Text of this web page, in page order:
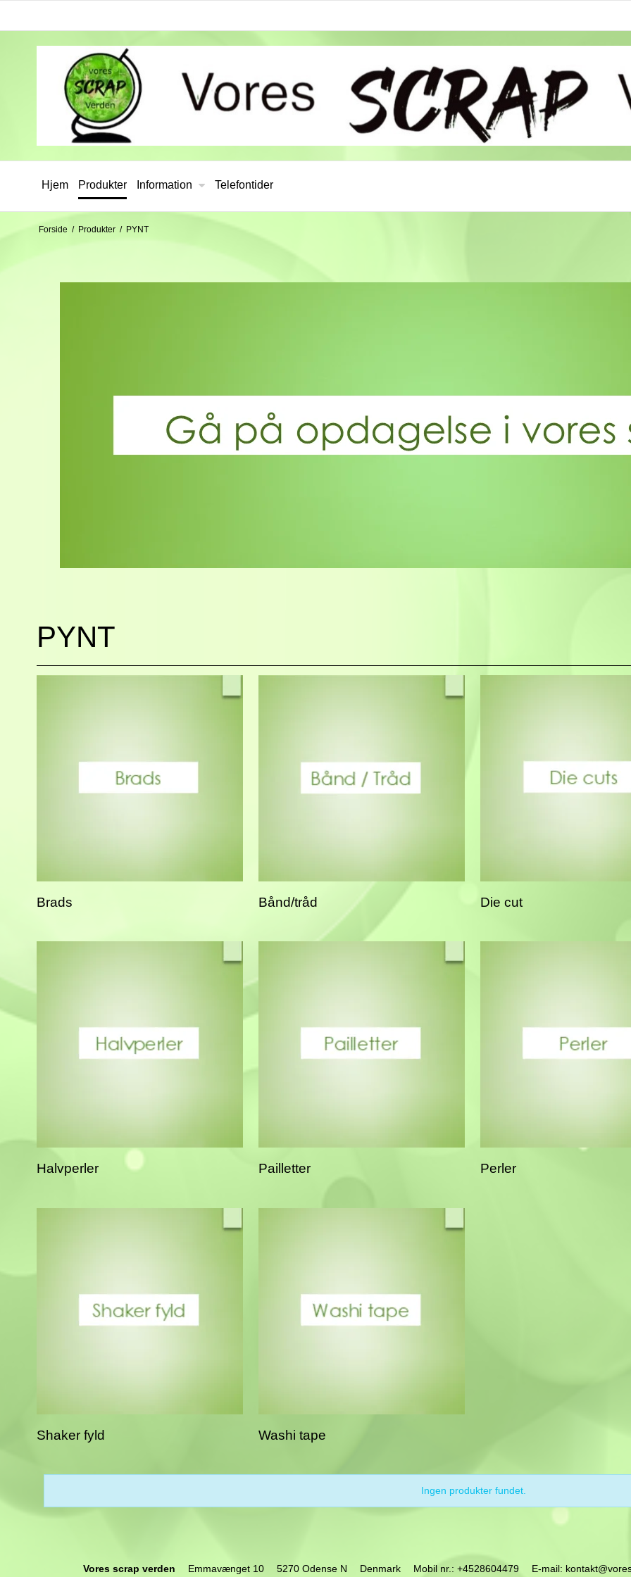
Hjem Produkter Information Telefontider
Forside / Produkter / PYNT
PYNT
Brads Bånd/tråd Die cut
Halvperler Pailletter Perler
Shaker fyld Washi tape
Ingen produkter fundet.
Vores scrap verden Emmavænget 10 5270 Odense N Denmark Mobil nr. : +4528604479 E-mail: